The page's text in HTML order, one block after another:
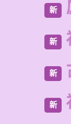
新
新
新
新